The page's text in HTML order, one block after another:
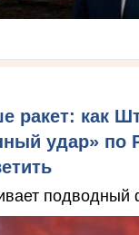
ракет: как
удар» по
подводный